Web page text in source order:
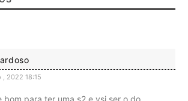
, 2022 18:15